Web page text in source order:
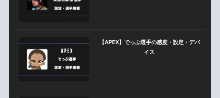
【APEX】でっぷ選手の感度・設定・デバ
イス